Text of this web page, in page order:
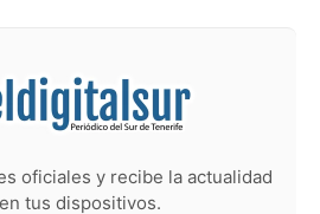
oficiales y recibe la actualidad
tus dispositivos.